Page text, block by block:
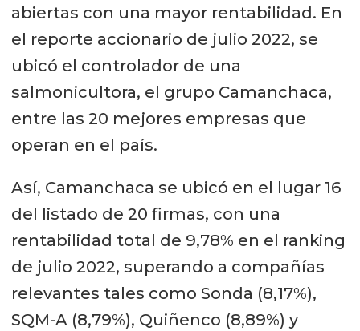
abiertas con una mayor rentabilidad. En
el reporte accionario de julio 2022, se
ubicó el controlador de una
salmonicultora, el grupo Camanchaca,
entre las 20 mejores empresas que
operan en el país.
Así, Camanchaca se ubicó en el lugar 16
del listado de 20 firmas, con una
rentabilidad total de 9,78% en el ranking
de julio 2022, superando a compañías
relevantes tales como Sonda (8,17%),
SQM-A (8,79%), Quiñenco (8,89%) y